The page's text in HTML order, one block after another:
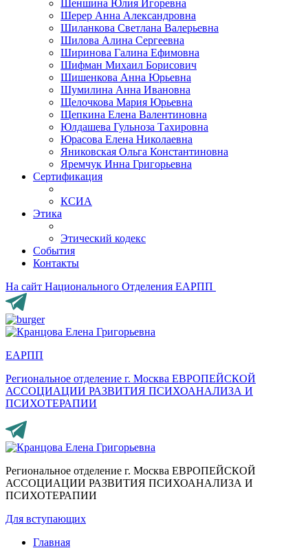
Шеншина Юлия Игоревна
Шерер Анна Александровна
Шиланкова Светлана Валерьевна
Шилова Алина Сергеевна
Ширинова Галина Ефимовна
Шифман Михаил Борисович
Шишенкова Анна Юрьевна
Шумилина Анна Ивановна
Щелочкова Мария Юрьевна
Щепкина Елена Валентиновна
Юлдашева Гульноза Тахировна
Юрасова Елена Николаевна
Яниковская Ольга Константиновна
Яремчук Инна Григорьевна
Сертификация
КСИА
Этика
Этический кодекс
События
Контакты
На сайт Национального Отделения ЕАРПП
ЕАРПП
Региональное отделение г. Москва ЕВРОПЕЙСКОЙ
АССОЦИАЦИИ РАЗВИТИЯ ПСИХОАНАЛИЗА И
ПСИХОТЕРАПИИ
Региональное отделение г. Москва ЕВРОПЕЙСКОЙ
АССОЦИАЦИИ РАЗВИТИЯ ПСИХОАНАЛИЗА И
ПСИХОТЕРАПИИ
Для вступающих
Главная